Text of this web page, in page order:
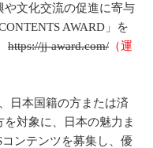
や文化交流の促進に寄与
AWARD」を
https://jj-award.com/ （運
日本国籍の方または済
対象に、日本の魅力ま
ンテンツを募集し、優